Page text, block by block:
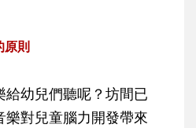
原則
幼兒們聽呢？坊間已
對兒童腦力開發帶來